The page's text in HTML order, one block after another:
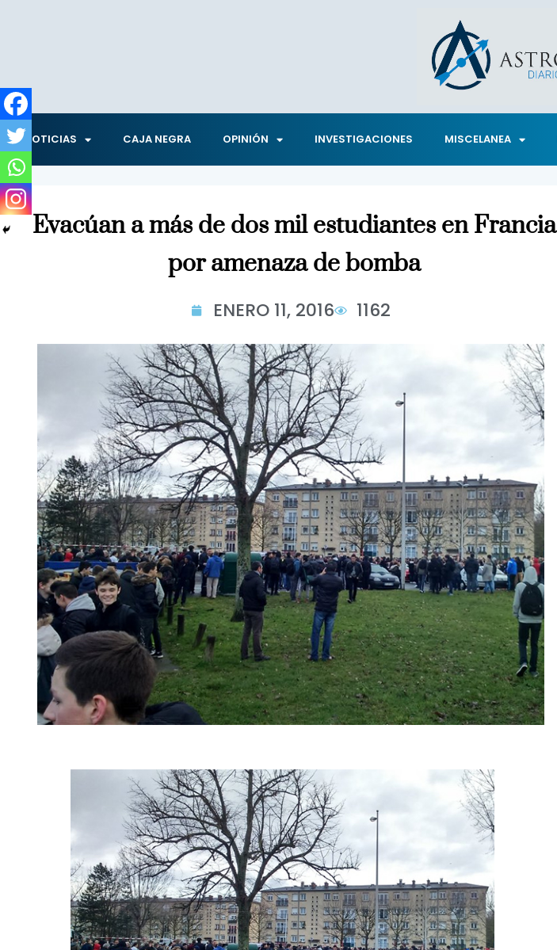
NOTICIAS CAJA NEGRA OPINIÓN INVESTIGACIONES MISCELANEA
Evacúan a más de dos mil estudiantes en Francia
por amenaza de bomba
ENERO 11, 2016 1162